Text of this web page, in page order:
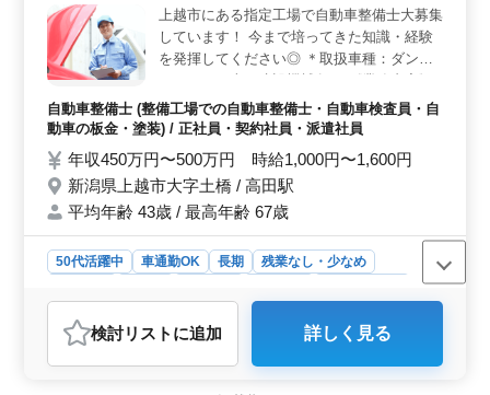
働きやすい環境＞ 週5日の勤務で、残業も少なめです。
車通勤が可能で、駐車場も無料です。休日もしっかり取
得できるので、家族や趣味との時間も大切にできます。
また、福利厚生も整っており、安心して働ける環境が整
上越市にある指定工場で自動車整備士大募集
しています！ 今まで培ってきた知識・経験
を発揮してください◎ ＊取扱車種：ダンプ
・大型ダンプトラック・生コンミキサー車な
どの整備車検 ・ショベル・クレーン・除雪
備士の専門知識を必要とする業務 ・冬季の
道路除排雪作業（除雪車運転・除雪車助手な
ど） 等 《その他》 ・通勤手当実費支給 ・
マイカー通勤可能 ・残業少なめ 是非今まで
の経験を活かして一緒に働きませんか？ ご
応募お待ちしています♪♪
自動車整備士 (整備工場での自動車整備士・自動車検査員・自
動車の板金・塗装) / 正社員・契約社員・派遣社員
年収450万円〜500万円 時給1,000円〜1,600円
新潟県上越市大字土橋 / 高田駅
平均年齢 43歳 / 最高年齢 67歳
50代活躍中 車通勤OK 長期
残業なし・少なめ
おすすめポイント
＜高収入と安定した職場環境＞ この自動車整備士求人
では、年収450万円〜500万円、時給1,000円〜1,600円と
いった高収入が見込めます。安定した収入を得ながら、
検討リスト に追加 詳しく見る